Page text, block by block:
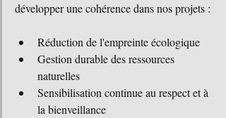
développer une cohérence dans nos projets :
Réduction de l'empreinte écologique
Gestion durable des ressources
naturelles
Sensibilisation continue au respect et à
la bienveillance